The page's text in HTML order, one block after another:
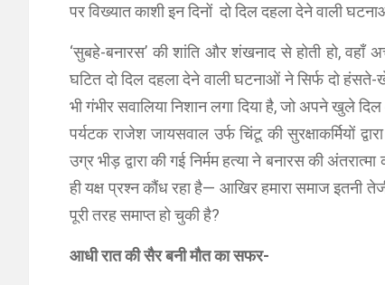
पर विख्यात काशी इन दिनों दो दिल दहला देने वाली
‘सुबहे-बनारस’ की शांति और शंखनाद से होती हो,
घटित दो दिल दहला देने वाली घटनाओं ने सिर्फ दो हंसते-
भी गंभीर सवालिया निशान लगा दिया है, जो अपने खुले
पर्यटक राजेश जायसवाल उर्फ चिंटू की सुरक्षाकर्मियों
उग्र भीड़ द्वारा की गई निर्मम हत्या ने बनारस की
ही यक्ष प्रश्न कौंध रहा है— आखिर हमारा समाज इतनी
पूरी तरह समाप्त हो चुकी है?
आधी रात की सैर बनी मौत का सफर-